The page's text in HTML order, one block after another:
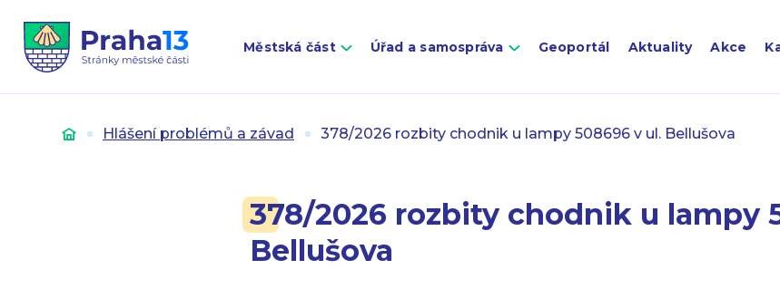
Městská část Úřad a samospráva Geoportál Aktuality Akce
Úvod Hlášení problémů a závad 378/2026 rozbity chodnik u lampy 508696 v ul. Bellušova
378/2026 rozbity chodnik u lampy
Bellušova